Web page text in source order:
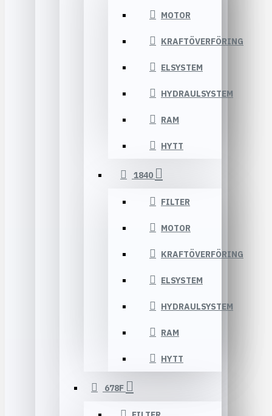
MOTOR
KRAFTÖVERFÖRING
ELSYSTEM
HYDRAULSYSTEM
RAM
HYTT
1840
FILTER
MOTOR
KRAFTÖVERFÖRING
ELSYSTEM
HYDRAULSYSTEM
RAM
HYTT
678F